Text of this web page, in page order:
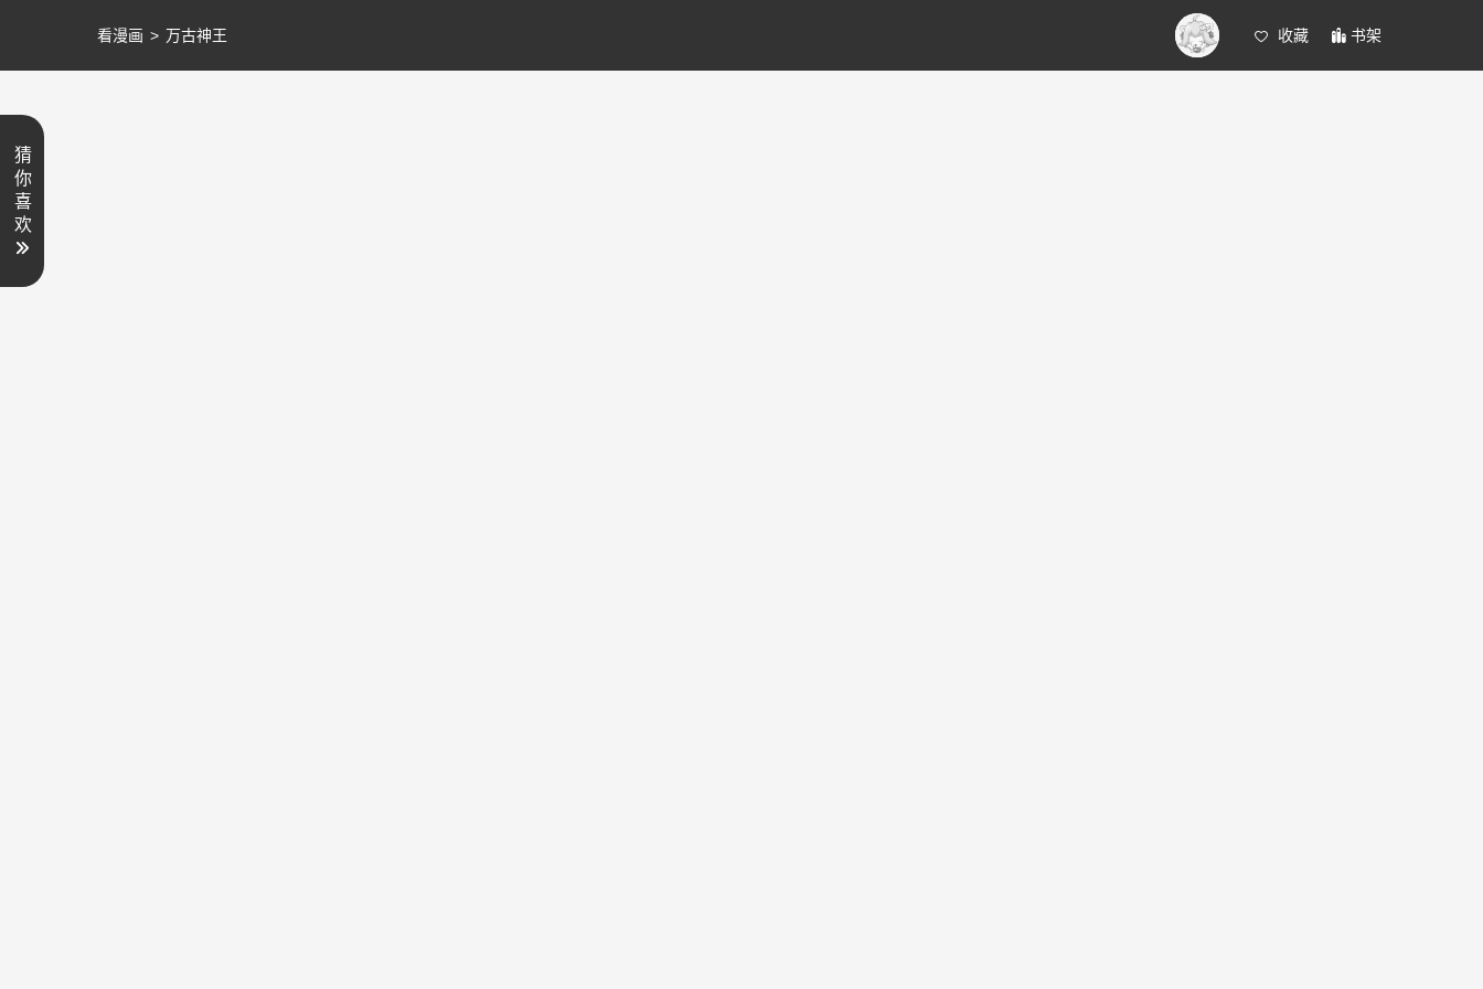
收藏 书架
看漫画 > 万古神王
猜
你
喜
欢